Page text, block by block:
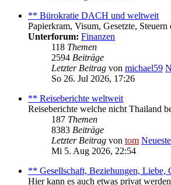
** Bürokratie DACH und weltweit
Papierkram, Visum, Gesetzte, Steuern
Unterforum: Finanzen
118 Themen
2594 Beiträge
Letzter Beitrag von michael59
So 26. Jul 2026, 17:26
** Reiseberichte weltweit
Reiseberichte welche nicht Thailand
187 Themen
8383 Beiträge
Letzter Beitrag von tom
Mi 5. Aug 2026, 22:54
** Gesellschaft, Beziehungen, Liebe,
Hier kann es auch etwas privat werden